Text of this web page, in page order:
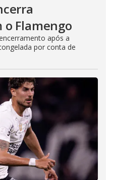
o Flamengo
após a
por conta de